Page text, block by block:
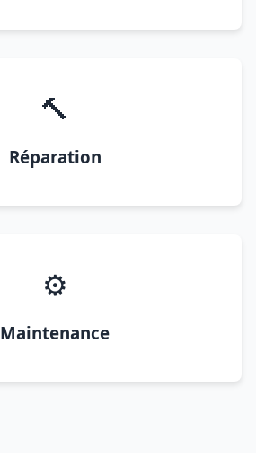
🔨
Réparation
⚙️
Maintenance